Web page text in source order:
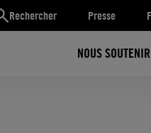
Rechercher Presse
NOUS SOUTENIR